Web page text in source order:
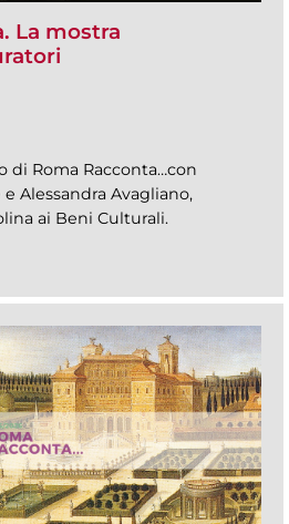
La mostra
di Roma Racconta…con
Alessandra Avagliano,
ai Beni Culturali.